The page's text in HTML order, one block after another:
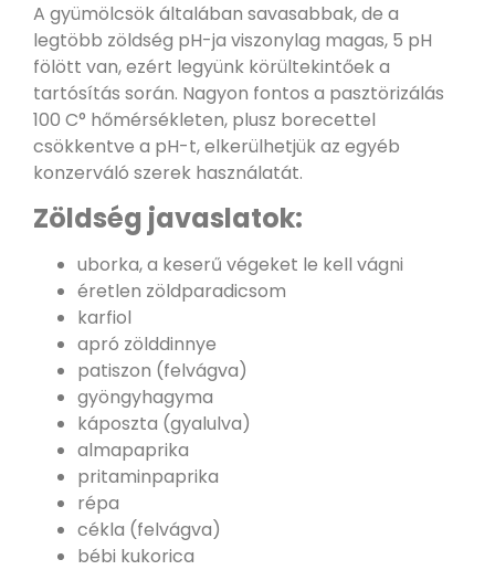
A gyümölcsök általában savasabbak, de a
legtöbb zöldség pH-ja viszonylag magas, 5 pH
fölött van, ezért legyünk körültekintőek a
tartósítás során. Nagyon fontos a pasztörizálás
100 C° hőmérsékleten, plusz borecettel
csökkentve a pH-t, elkerülhetjük az egyéb
konzerváló szerek használatát.
Zöldség javaslatok:
uborka, a keserű végeket le kell vágni
éretlen zöldparadicsom
karfiol
apró zölddinnye
patiszon (felvágva)
gyöngyhagyma
káposzta (gyalulva)
almapaprika
pritaminpaprika
répa
cékla (felvágva)
bébi kukorica